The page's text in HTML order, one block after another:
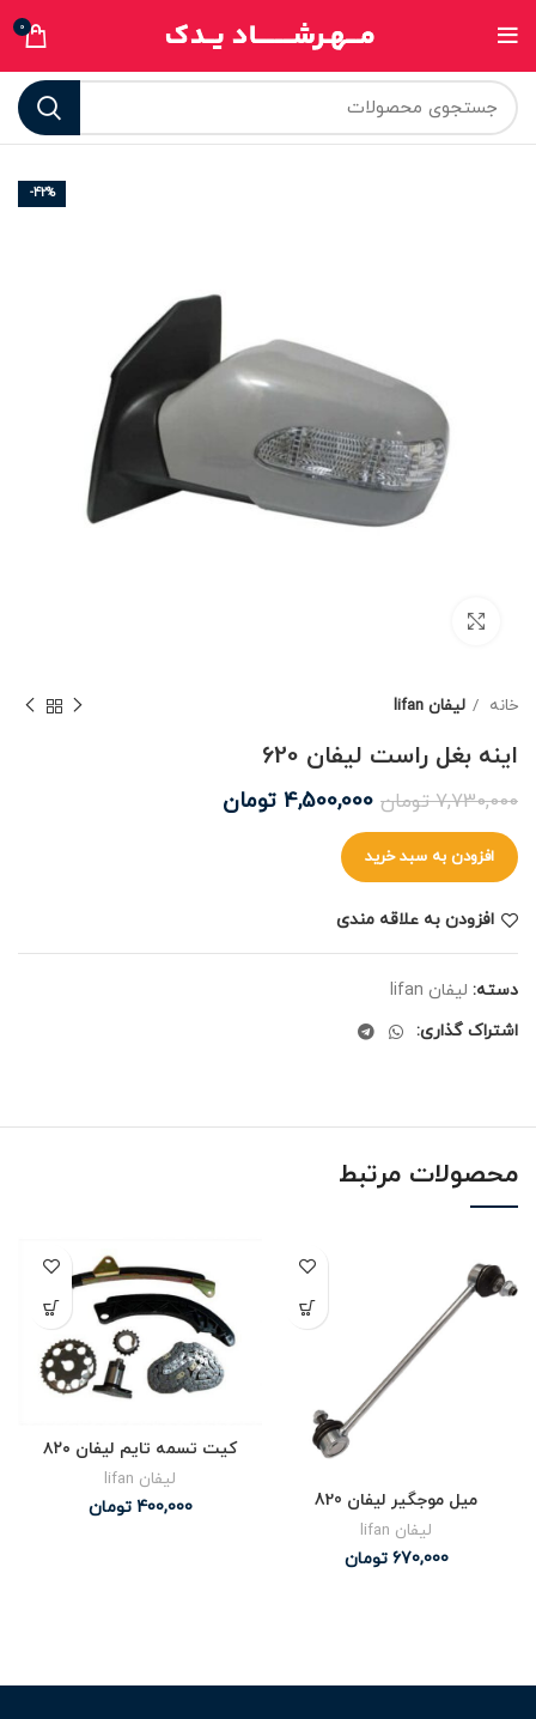
0
-42%
خانه لیفان lifan
اینه بغل راست لیفان 620
7,730,000 تومان 4,500,000 تومان
افزودن به سبد خرید
افزودن به علاقه مندی
دسته: لیفان lifan
اشتراک گذاری:
محصولات مرتبط
میل موجگیر لیفان 820
لیفان lifan
670,000 تومان
کیت تسمه تایم لیفان ۸۲۰
لیفان lifan
400,000 تومان